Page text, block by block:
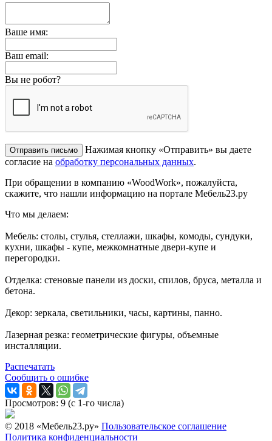
Ваше имя:
Ваш email:
Вы не робот?
Нажимая кнопку «Отправить» вы даете
согласие на обработку персональных данных.
При обращении в компанию «WoodWork», пожалуйста,
скажите, что нашли информацию на портале Мебель23.ру
Что мы делаем:
Мебель: столы, стулья, стеллажи, шкафы, комоды, сундуки,
кухни, шкафы - купе, межкомнатные двери-купе и
перегородки.
Отделка: стеновые панели из доски, спилов, бруса, металла и
бетона.
Декор: зеркала, светильники, часы, картины, панно.
Лазерная резка: геометрические фигуры, объемные
инсталляции.
Распечатать
Сообщить о ошибке
Просмотров: 9 (с 1-го числа)
© 2018 «Мебель23.ру» Пользовательское соглашение
Политика конфиденциальности